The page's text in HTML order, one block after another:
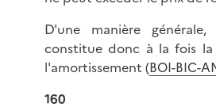
D'une manière
constitue donc à la fois
l'amortissement (BOI-BIC-
160